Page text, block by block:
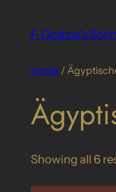
F. Godina's
Home/
Showing all 6